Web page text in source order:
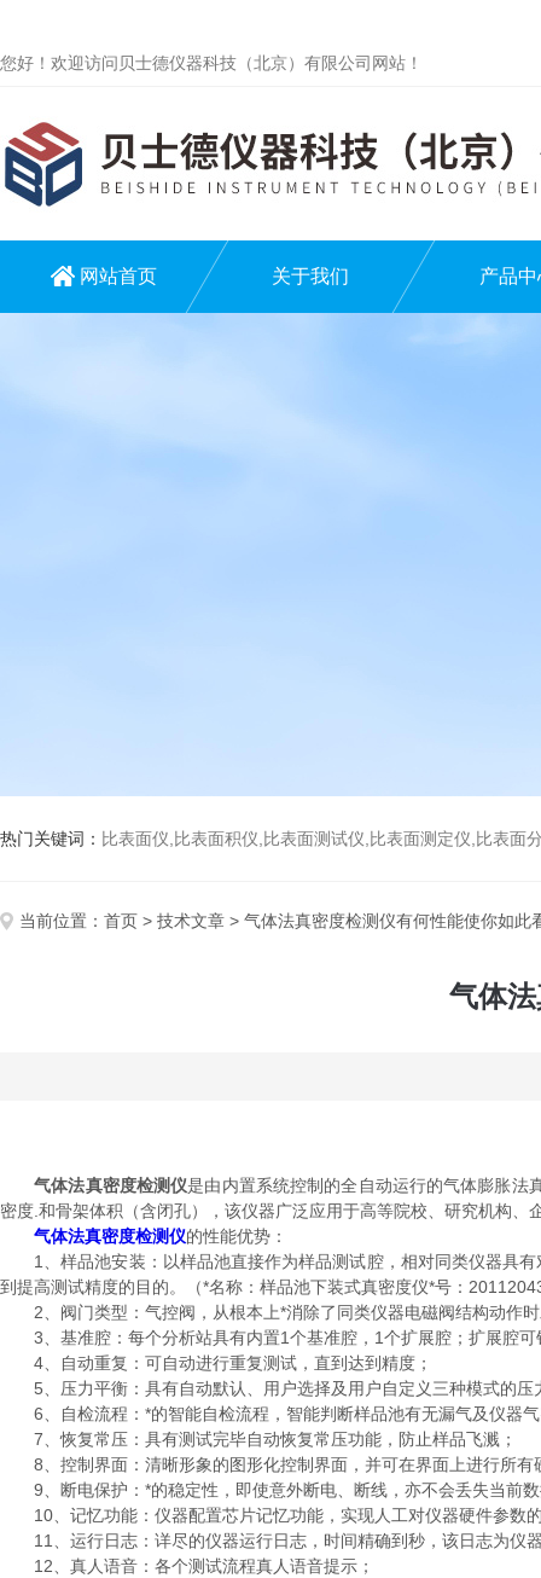
您好！欢迎访问贝士德仪器科技（北京）有限公司网站！
网站首页 关于我们 产品中
热门关键词： 比表面仪,比表面积仪,比表面测试仪,比表面测定仪,比表面分析仪,比表
当前位置： 首页 > 技术文章 > 气体法真密度检测仪有何性能使你如此
气体
气体法真密度检测仪是由内置系统控制的全自动运行的气体膨胀法
密度.和骨架体积（含闭孔），该仪器广泛应用于高等院校、研究机构
气体法真密度检测仪的性能优势：
1、样品池安装：以样品池直接作为样品测试腔，相对同类仪器具有
到提高测试精度的目的。（*名称：样品池下装式真密度仪*号：
2、阀门类型：气控阀，从根本上*消除了同类仪器电磁阀结构动作
3、基准腔：每个分析站具有内置1个基准腔，1个扩展腔；扩展腔可
4、自动重复：可自动进行重复测试，直到达到精度；
5、压力平衡：具有自动默认、用户选择及用户自定义三种模式的压
6、自检流程：*的智能自检流程，智能判断样品池有无漏气及仪器气
7、恢复常压：具有测试完毕自动恢复常压功能，防止样品飞溅；
8、控制界面：清晰形象的图形化控制界面，并可在界面上进行所有
9、断电保护：*的稳定性，即使意外断电、断线，亦不会丢失当前数
10、记忆功能：仪器配置芯片记忆功能，实现人工对仪器硬件参数
11、运行日志：详尽的仪器运行日志，时间精确到秒，该日志为仪
12、真人语音：各个测试流程真人语音提示；